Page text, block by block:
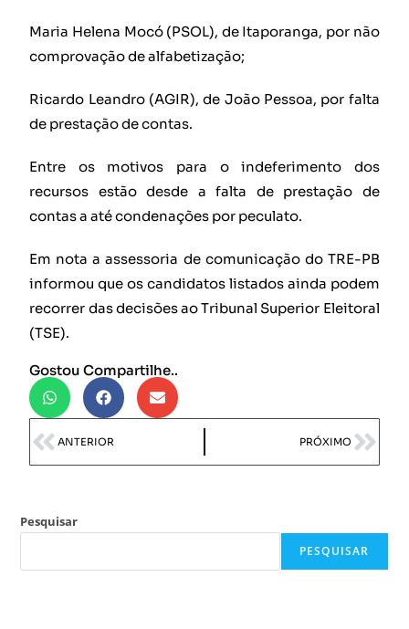
Maria Helena Mocó (PSOL), de Itaporanga, por não
comprovação de alfabetização;
Ricardo Leandro (AGIR), de João Pessoa, por falta
de prestação de contas.
Entre os motivos para o indeferimento dos
recursos estão desde a falta de prestação de
contas a até condenações por peculato.
Em nota a assessoria de comunicação do TRE-PB
informou que os candidatos listados ainda podem
recorrer das decisões ao Tribunal Superior Eleitoral
(TSE).
Gostou Compartilhe..
ANTERIOR PRÓXIMO
Pesquisar
PESQUISAR